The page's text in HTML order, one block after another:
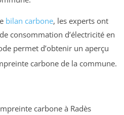
bilan carbone, les experts ont
consommation d’électricité en
permet d’obtenir un aperçu
carbone de la commune.
carbone à Radès